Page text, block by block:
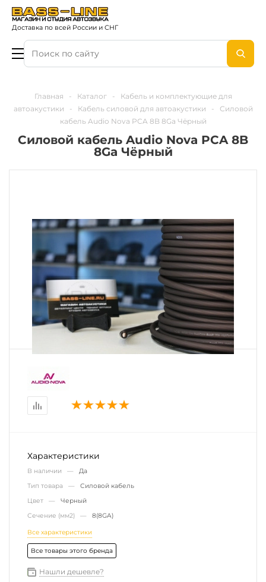
Доставка по всей России и СНГ
Главная - Каталог -
Кабель и комплектующие для
автоакустики
- Кабель силовой для автоакустики -
Силовой
кабель Audio Nova PCA 8B 8Ga Чёрный
Силовой кабель Audio Nova PCA 8B
8Ga Чёрный
Характеристики
В наличии — Да
Тип товара — Силовой кабель
Цвет — Черный
Сечение (мм2) — 8(8GA)
Все характеристики
Все товары этого бренда
Нашли дешевле?